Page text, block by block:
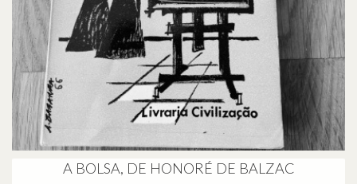
A BOLSA, DE HONORÉ DE BALZAC